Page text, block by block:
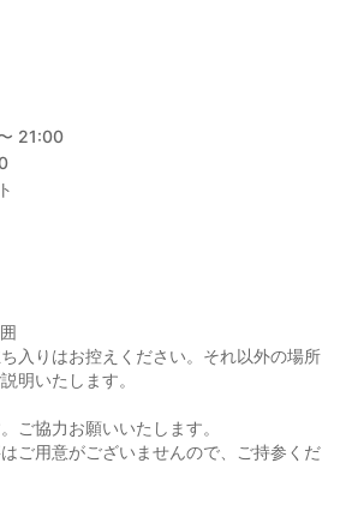
21:00
入りはお控えください。それ以外の場所
明いたします。
ご協力お願いいたします。
ご用意がございませんので、ご持参くだ